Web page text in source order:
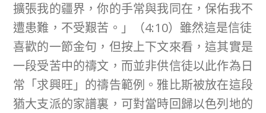
擴張我的疆界，你的手常與我同在，保佑我不
遭患難，不受艱苦。」（4:10）雖然這是信徒
喜歡的一節金句，但按上下文來看，這其實是
一段受苦中的禱文，而並非供信徒以此作為日
常「求興旺」的禱告範例。雅比斯被放在這段
猶大支派的家譜裏，可對當時回歸以色列地的